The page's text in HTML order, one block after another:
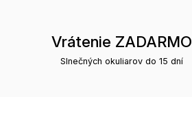
Vrátenie ZADARMO
Slnečných okuliarov do 15 dní